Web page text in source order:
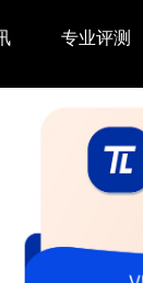
专业评测